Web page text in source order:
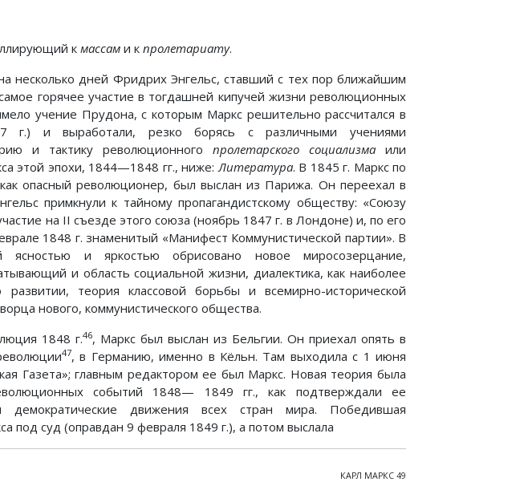
кмассам и к пролетариату.
несколько дней Фридрих Энгельс, ставший с тех пор ближайшим
горячее участие в тогдашней кипучей жизни революционных
учение Прудона, с которым Маркс решительно рассчитался в
г.) и выработали, резко борясь с различными учениями
и тактику революционного пролетарского социализма или
этой эпохи, 1844—1848 гг., ниже: Литература. В 1845 г. Маркс по
как опасный революционер, был выслан из Парижа. Он переехал в
примкнули к тайному пропагандистскому обществу: «Союзу
на II съезде этого союза (ноябрь 1847 г. в Лондоне) и, по его
1848 г. знаменитый «Манифест Коммунистической партии». В
ясностью и яркостью обрисовано новое миросозерцание,
и область социальной жизни, диалектика, как наиболее
теория классовой борьбы и всемирно-исторической
нового, коммунистического общества.
1848 г.46, Маркс был выслан из Бельгии. Он приехал опять в
47, в Германию, именно в Кёльн. Там выходила с 1 июня
Газета»; главным редактором ее был Маркс. Новая теория была
событий 1848— 1849 гг., как подтверждали ее
демократические движения всех стран мира. Победившая
под суд (оправдан 9 февраля 1849 г.), а потом выслала
КАРЛ МАРКС 49